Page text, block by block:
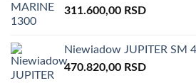
311.600,00 RSD
Niewiadow JUPITER SM
470.820,00 RSD